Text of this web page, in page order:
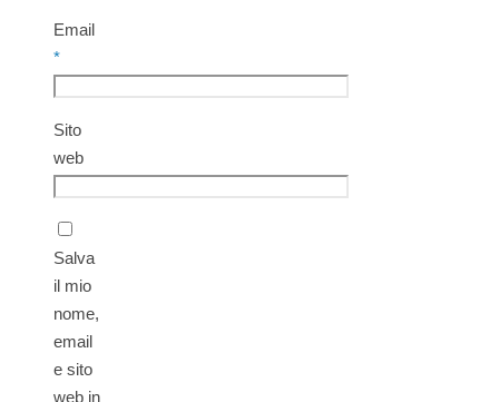
Email
*
Sito
web
Salva
il mio
nome,
email
e sito
web in